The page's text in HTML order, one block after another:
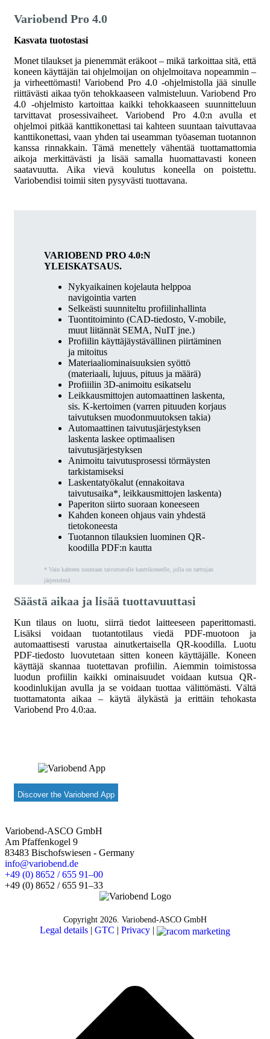
Variobend Pro 4.0
Kasvata tuotostasi
Monet tilaukset ja pienemmät eräkoot – mikä tarkoittaa sitä, että
koneen käyttäjän tai ohjelmoijan on ohjelmoitava nopeammin –
ja virheettömasti! Variobend Pro 4.0 -ohjelmistolla jää sinulle
riittävästi aikaa työn tehokkaaseen valmisteluun. Variobend Pro
4.0 -ohjelmisto kartoittaa kaikki tehokkaaseen suunnitteluun
tarvittavat prosessivaiheet. Variobend Pro 4.0:n avulla et
ohjelmoi pitkää kanttikonettasi tai kahteen suuntaan taivuttavaa
kanttikonettasi, vaan yhden tai useamman työaseman tuotannon
kanssa rinnakkain. Tämä menettely vähentää tuottamattomia
aikoja merkittävästi ja lisää samalla huomattavasti koneen
saatavuutta. Aika vievä koulutus koneella on poistettu.
Variobendisi toimii siten pysyvästi tuottavana.
VARIOBEND PRO 4.0:N
YLEISKATSAUS.
Nykyaikainen kojelauta helppoa
navigointia varten
Selkeästi suunniteltu profiilinhallinta
Tuontitoiminto (CAD-tiedosto, V-mobile,
muut liitännät SEMA, NuIT jne.)
Profiilin käyttäjäystävällinen piirtäminen
ja mitoitus
Materiaaliominaisuuksien syöttö
(materiaali, lujuus, pituus ja määrä)
Profiiilin 3D-animoitu esikatselu
Leikkausmittojen automaattinen laskenta,
sis. K-kertoimen (varren pituuden korjaus
taivutuksen muodonmuutoksen takia)
Automaattinen taivutusjärjestyksen
laskenta laskee optimaalisen
taivutusjärjestyksen
Animoitu taivutusprosessi törmäysten
tarkistamiseksi
Laskentatyökalut (ennakoitava
taivutusaika*, leikkausmittojen laskenta)
Paperiton siirto suoraan koneeseen
Kahden koneen ohjaus vain yhdestä
tietokoneesta
Tuotannon tilauksien luominen QR-
koodilla PDF:n kautta
* Vain kahteen suuntaan taivuttavalle kanttikoneelle, jolla on tarttujan
järjestelmä
Säästä aikaa ja lisää tuottavuuttasi
Kun tilaus on luotu, siirrä tiedot laitteeseen paperittomasti.
Lisäksi voidaan tuotantotilaus viedä PDF-muotoon ja
automaattisesti varustaa ainutkertaisella QR-koodilla. Luotu
PDF-tiedosto luovutetaan sitten koneen käyttäjälle. Koneen
käyttäjä skannaa tuotettavan profiilin. Aiemmin toimistossa
luodun profiilin kaikki ominaisuudet voidaan kutsua QR-
koodinlukijan avulla ja se voidaan tuottaa välittömästi. Vältä
tuottamatonta aikaa – käytä älykästä ja erittäin tehokasta
Variobend Pro 4.0:aa.
Discover the Variobend App
Variobend-ASCO GmbH
Am Pfaffenkogel 9
83483 Bischofswiesen - Germany
info@variobend.de
+49 (0) 8652 / 655 91–00
+49 (0) 8652 / 655 91–33
Copyright 2026. Variobend-ASCO GmbH
Legal details | GTC | Privacy |